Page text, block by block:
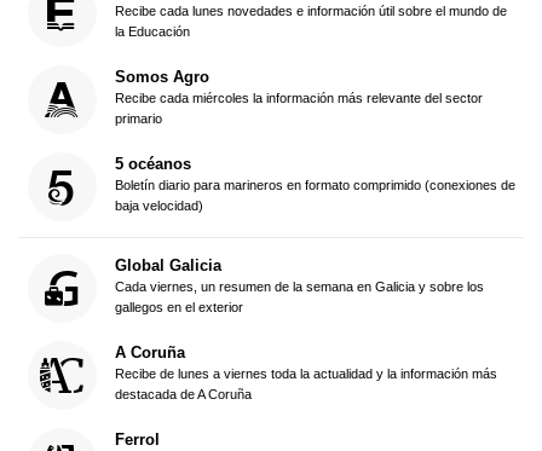
Recibe cada lunes novedades e información útil sobre el mundo de
la Educación
Somos Agro
Recibe cada miércoles la información más relevante del sector
primario
5 océanos
Boletín diario para marineros en formato comprimido (conexiones de
baja velocidad)
Global Galicia
Cada viernes, un resumen de la semana en Galicia y sobre los
gallegos en el exterior
A Coruña
Recibe de lunes a viernes toda la actualidad y la información más
destacada de A Coruña
Ferrol